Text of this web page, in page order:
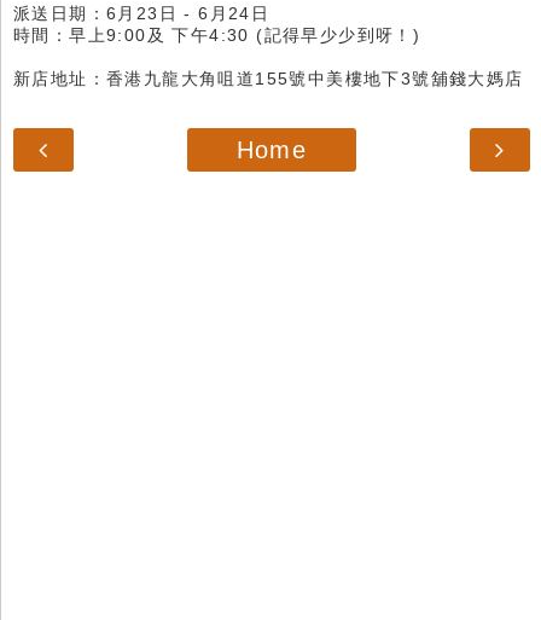
派送日期：6月23日 - 6月24日
時間：早上9:00及 下午4:30 (記得早少少到呀！)
新店地址：香港九龍大角咀道155號中美樓地下3號舖錢大媽店
Home